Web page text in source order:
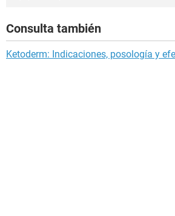
Consulta también
Ketoderm: Indicaciones, posología y